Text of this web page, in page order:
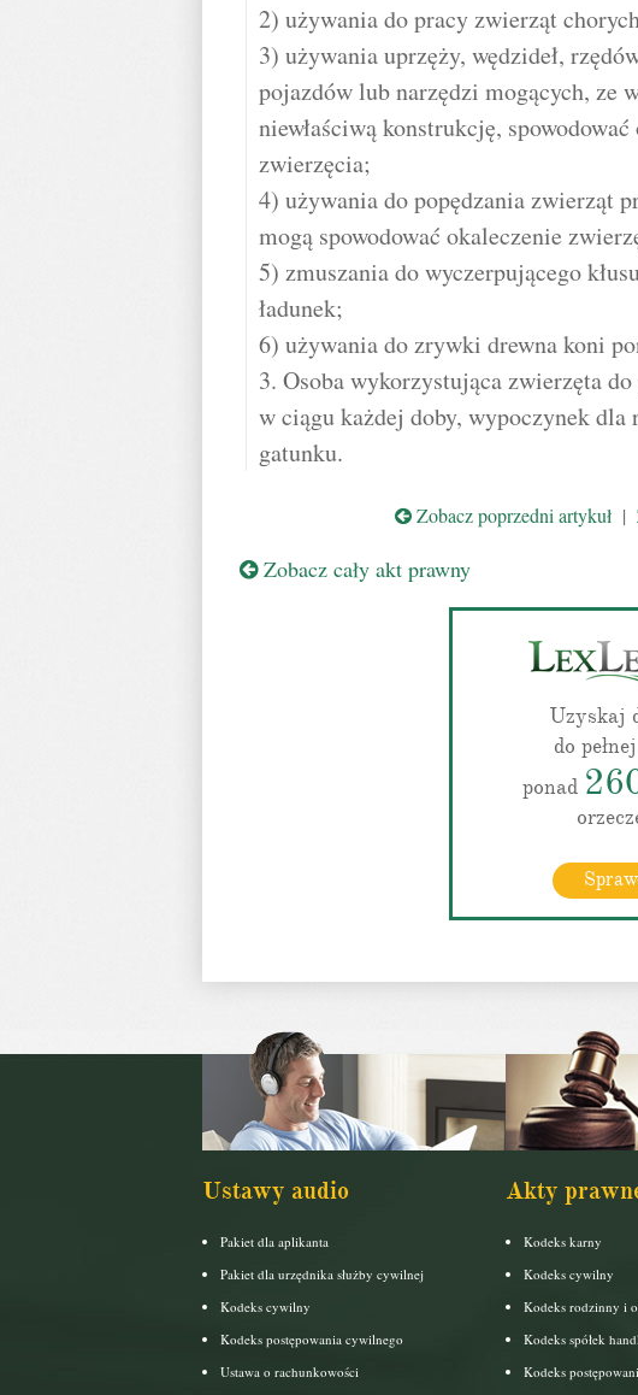
2) używania do pracy zwierząt
3) używania uprzęży, wędzideł,
pojazdów lub narzędzi mogących, ze
niewłaściwą konstrukcję,
zwierzęcia;
4) używania do popędzania zwierząt
mogą spowodować okaleczenie
5) zmuszania do wyczerpującego
ładunek;
6) używania do zrywki drewna koni
3. Osoba wykorzystująca zwierzęta
w ciągu każdej doby, wypoczynek dla
gatunku.
Zobacz poprzedni artykuł|
Zobacz cały akt prawny
Uzyskaj
do
ponad
Ustawy audio
Pakiet dla aplikanta
Pakiet dla urzędnika służby cywilnej
Kodeks cywilny
Kodeks postępowania cywilnego
Ustawa o rachunkowości
Akty
Kodeks karny
Kodeks cywilny
Kodeks rodzinny i
Kodeks spółek
Kodeks